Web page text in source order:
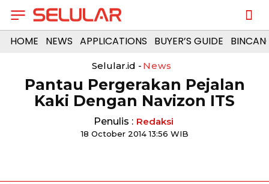
HOME NEWS APPLICATIONS BUYER’S GUIDE
Selular.id - News
Pantau Pergerakan Pejalan
Kaki Dengan Navizon ITS
Penulis : Redaksi
18 October 2014 13:56 WIB